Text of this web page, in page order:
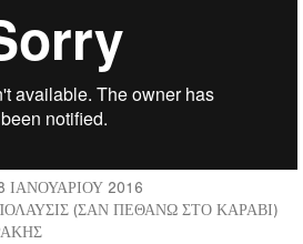
ΙΑΝΟΥΑΡΙΟΥ 2016
(ΣΑΝ ΠΕΘΑΝΩ ΣΤΟ ΚΑΡΑΒΙ)